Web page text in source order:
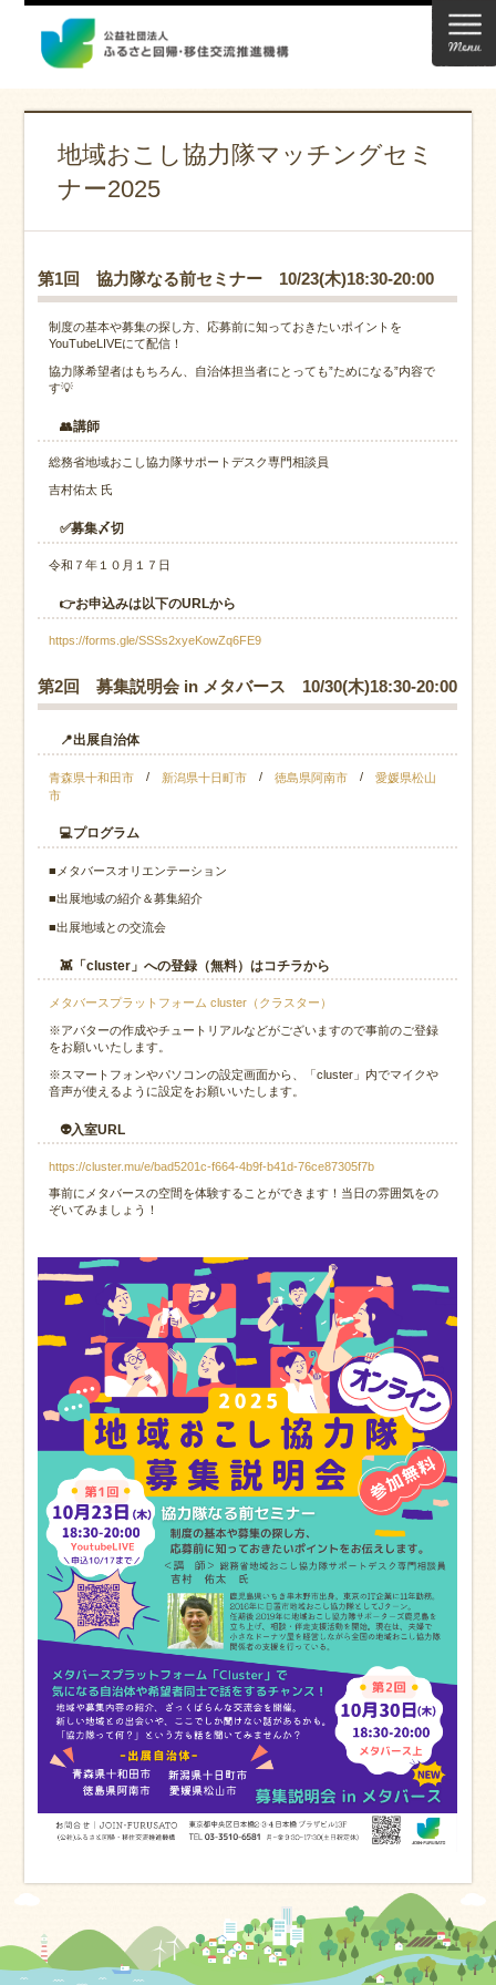
地域おこし協力隊マッチングセミ
ナー2025
第1回 協力隊なる前セミナー 10/23(木)18:30-20:00
制度の基本や募集の探し方、応募前に知っておきたいポイントを
YouTubeLIVEにて配信！
協力隊希望者はもちろん、自治体担当者にとっても”ためになる”内容で
す💡
👥講師
総務省地域おこし協力隊サポートデスク専門相談員
吉村佑太 氏
✅募集〆切
令和７年１０月１７日
👉お申込みは以下のURLから
https://forms.gle/SSSs2xyeKowZq6FE9
第2回 募集説明会 in メタバース 10/30(木)18:30-20:00
📍出展自治体
青森県十和田市 / 新潟県十日町市 /徳島県阿南市 /愛媛県松山
市
💻プログラム
■メタバースオリエンテーション
■出展地域の紹介＆募集紹介
■出展地域との交流会
👾「cluster」への登録（無料）はコチラから
メタバースプラットフォーム cluster（クラスター）
※アバターの作成やチュートリアルなどがございますので事前のご登録
をお願いいたします。
※スマートフォンやパソコンの設定画面から、「cluster」内でマイクや
音声が使えるように設定をお願いいたします。
👽入室URL
https://cluster.mu/e/bad5201c-f664-4b9f-b41d-76ce87305f7b
事前にメタバースの空間を体験することができます！当日の雰囲気をの
ぞいてみましょう！